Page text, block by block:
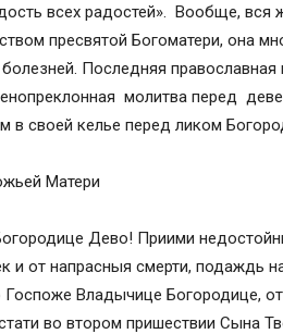
всех радостей». Вообще, вся
пресвятой Богоматери, она
Последняя
молитва перед
в своей келье перед ликом
Матери
Дево! Приими
и от напрасныя смерти, подаждь
Владычице Богородице,
во втором пришествии Сына